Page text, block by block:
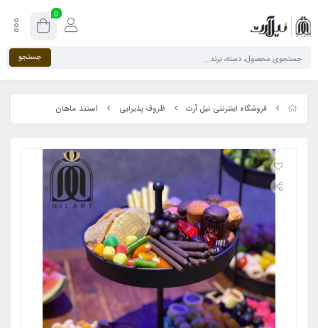
0
جستجو
فروشگاه اینترنتی نیل آرت ظروف پذیرایی استند ماهان